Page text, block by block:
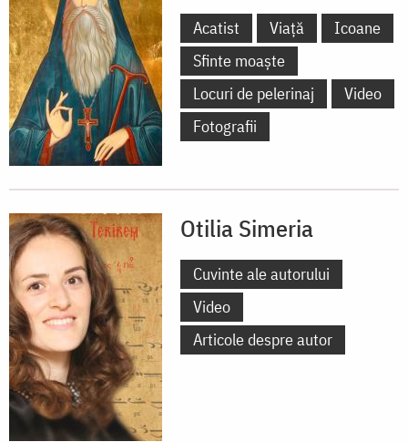
Acatist Viață
Icoane
Sfinte moaște
Locuri de pelerinaj
Video
Fotografii
Otilia Simeria
Cuvinte ale autorului
Video
Articole despre autor